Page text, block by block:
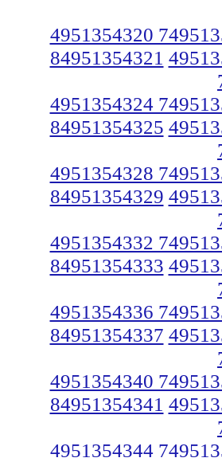
4951354320
84951354321
4951354324
84951354325
4951354328
84951354329
4951354332
84951354333
4951354336
84951354337
4951354340
84951354341
4951354344